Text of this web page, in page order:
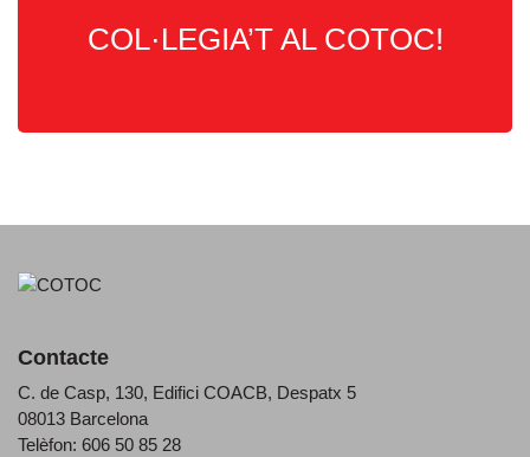
COL·LEGIA’T AL COTOC!
Contacte
C. de Casp, 130, Edifici COACB, Despatx 5
08013 Barcelona
Telèfon: 606 50 85 28